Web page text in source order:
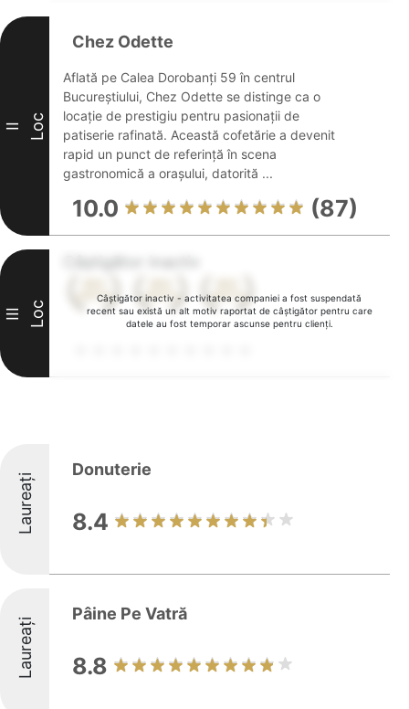
II Loc
Chez Odette
Aflată pe Calea Dorobanți 59 în centrul
Bucureștiului, Chez Odette se distinge ca o
locație de prestigiu pentru pasionații de
patiserie rafinată. Această cofetărie a devenit
rapid un punct de referință în scena
gastronomică a orașului, datorită ...
10.0 (87)
Câștigător inactiv - activitatea companiei a fost suspendată
recent sau există un alt motiv raportat de câștigător pentru care
datele au fost temporar ascunse pentru clienți.
III Loc
Laureați
Donuterie
8.4
Laureați
Pâine Pe Vatră
8.8